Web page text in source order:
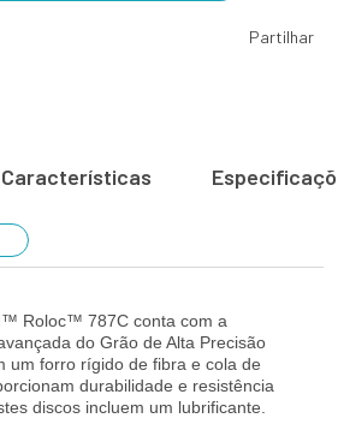
Partilhar
Características
Roloc™ 787C conta com a
do Grão de Alta Precisão
um forro rígido de fibra e cola de
durabilidade e resistência
discos incluem um lubrificante.